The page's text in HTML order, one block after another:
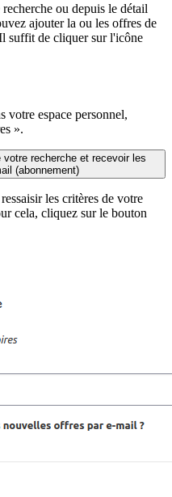
ou depuis le détail
ajouter la ou les offres de
suffit de cliquer sur l'icône
votre espace personnel,
».
recherche et recevoir les
(abonnement)
les critères de votre
cela, cliquez sur le bouton